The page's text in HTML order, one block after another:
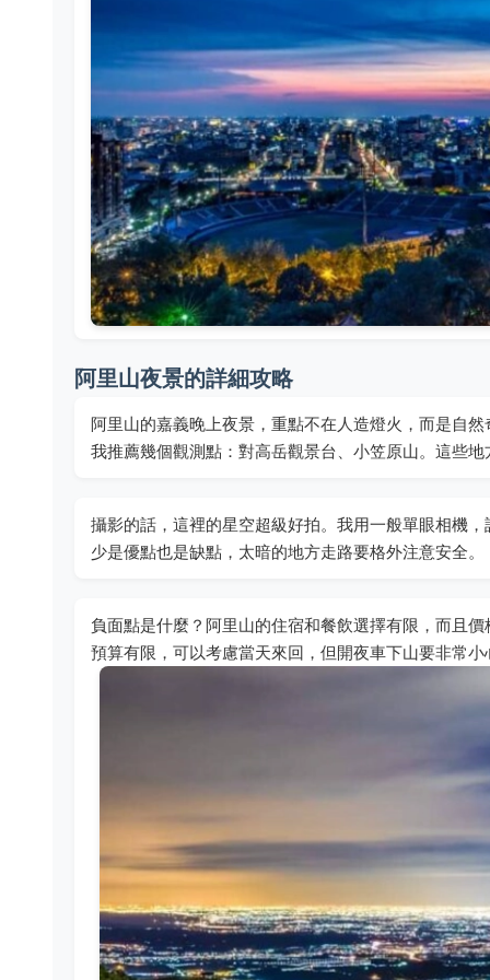
阿里山夜景的詳細攻略
阿里山的嘉義晚上夜景，重點不在人造燈火，而是自
我推薦幾個觀測點：對高岳觀景台、小笠原山。這些
攝影的話，這裡的星空超級好拍。我用一般單眼相機
少是優點也是缺點，太暗的地方走路要格外注意安全。
負面點是什麼？阿里山的住宿和餐飲選擇有限，而且
預算有限，可以考慮當天來回，但開夜車下山要非常小